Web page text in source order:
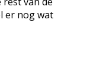
er nog wat